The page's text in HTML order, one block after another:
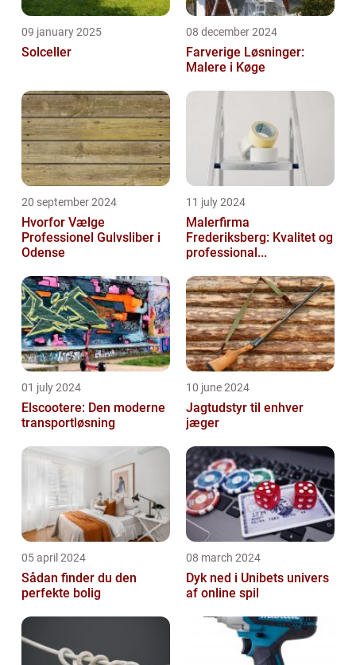
09 january 2025
Solceller
08 december 2024
Farverige Løsninger:
Malere i Køge
20 september 2024
Hvorfor Vælge
Professionel Gulvsliber i
Odense
11 july 2024
Malerfirma
Frederiksberg: Kvalitet og
professional...
01 july 2024
Elscootere: Den moderne
transportløsning
10 june 2024
Jagtudstyr til enhver
jæger
05 april 2024
Sådan finder du den
perfekte bolig
08 march 2024
Dyk ned i Unibets univers
af online spil